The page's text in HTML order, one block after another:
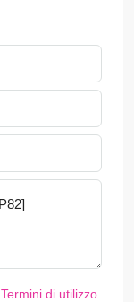
Termini di utilizzo